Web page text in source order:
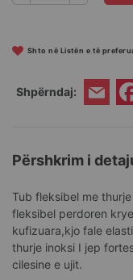
Shto në Listën e të
Shpërndaj: Email
Përshkrim i
Tub fleksibel me
fleksibel perdoren
kufizuara,kjo fale
thurje inoksi I jep
cilesine e ujit.